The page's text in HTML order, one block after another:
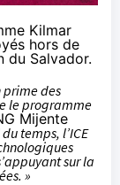
Kilmar
hors de
du Salvador.
prime des
le programme
Mijente
temps, l’ICE
sur la
»